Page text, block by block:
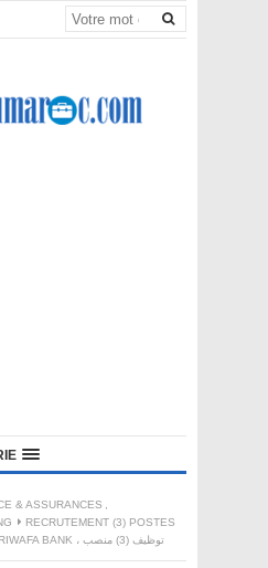
& ASSURANCES ,
RECRUTEMENT (3) POSTES
CHEZ CIH BANK ET ATTIJARIWAFA BANK ، توظيف (3) منصب